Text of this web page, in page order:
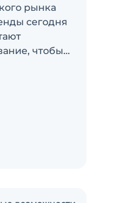
рынка
сегодня
чтобы